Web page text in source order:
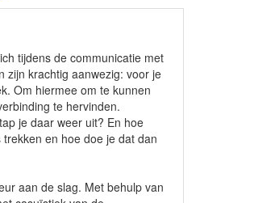
tijdens de communicatie met
zijn krachtig aanwezig: voor je
Om hiermee om te kunnen
te hervinden.
je daar weer uit? En hoe
en hoe doe je dat dan
aan de slag. Met behulp van